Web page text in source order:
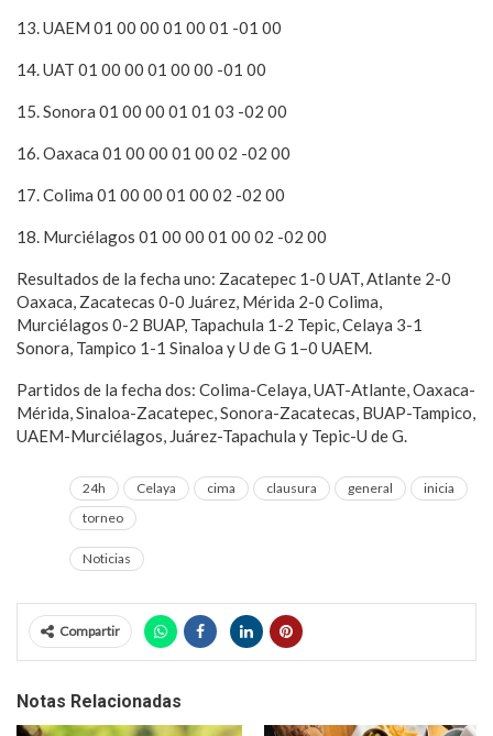
13. UAEM 01 00 00 01 00 01 -01 00
14. UAT 01 00 00 01 00 00 -01 00
15. Sonora 01 00 00 01 01 03 -02 00
16. Oaxaca 01 00 00 01 00 02 -02 00
17. Colima 01 00 00 01 00 02 -02 00
18. Murciélagos 01 00 00 01 00 02 -02 00
Resultados de la fecha uno: Zacatepec 1-0 UAT, Atlante 2-0
Oaxaca, Zacatecas 0-0 Juárez, Mérida 2-0 Colima,
Murciélagos 0-2 BUAP, Tapachula 1-2 Tepic, Celaya 3-1
Sonora, Tampico 1-1 Sinaloa y U de G 1–0 UAEM.
Partidos de la fecha dos: Colima-Celaya, UAT-Atlante, Oaxaca-
Mérida, Sinaloa-Zacatepec, Sonora-Zacatecas, BUAP-Tampico,
UAEM-Murciélagos, Juárez-Tapachula y Tepic-U de G.
24h Celaya cima clausura general
inicia
torneo
Noticias
Compartir
Notas Relacionadas